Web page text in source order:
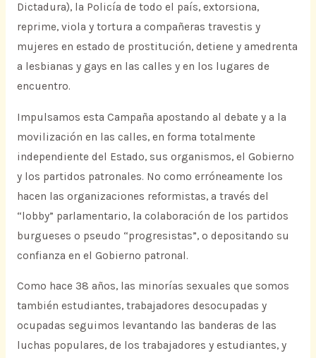
Dictadura), la Policía de todo el país, extorsiona,
reprime, viola y tortura a compañeras travestis y
mujeres en estado de prostitución, detiene y amedrenta
a lesbianas y gays en las calles y en los lugares de
encuentro.
Impulsamos esta Campaña apostando al debate y a la
movilización en las calles, en forma totalmente
independiente del Estado, sus organismos, el Gobierno
y los partidos patronales. No como erróneamente los
hacen las organizaciones reformistas, a través del
“lobby” parlamentario, la colaboración de los partidos
burgueses o pseudo “progresistas”, o depositando su
confianza en el Gobierno patronal.
Como hace 38 años, las minorías sexuales que somos
también estudiantes, trabajadores desocupadas y
ocupadas seguimos levantando las banderas de las
luchas populares, de los trabajadores y estudiantes, y